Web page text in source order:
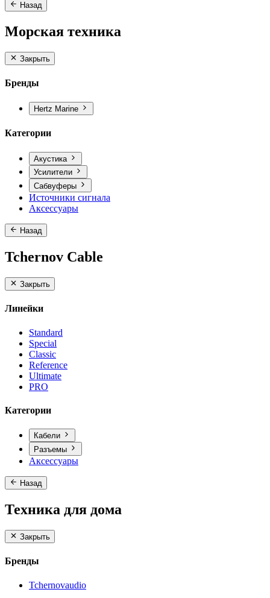
Назад
Морская техника
Закрыть
Бренды
Hertz Marine
Категории
Акустика
Усилители
Сабвуферы
Источники сигнала
Аксессуары
Назад
Tchernov Cable
Закрыть
Линейки
Standard
Special
Classic
Reference
Ultimate
PRO
Категории
Кабели
Разъемы
Аксессуары
Назад
Техника для дома
Закрыть
Бренды
Tchernovaudio